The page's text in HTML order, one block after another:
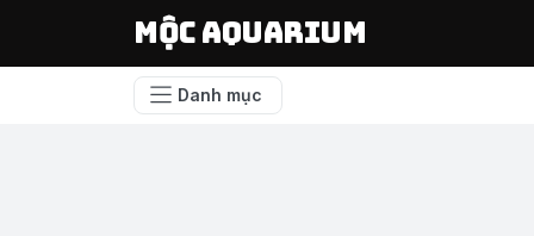
Mộc Aquarium
Danh mục